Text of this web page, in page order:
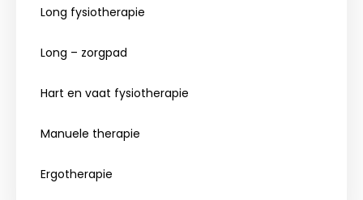
Long fysiotherapie
Long – zorgpad
Hart en vaat fysiotherapie
Manuele therapie
Ergotherapie